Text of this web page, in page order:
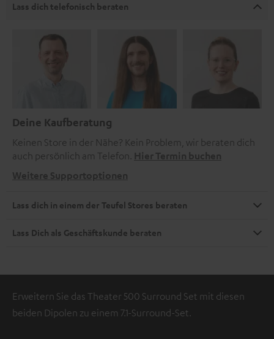
Lass dich telefonisch beraten
Deine Kaufberatung
Keinen Store in der Nähe? Kein Problem, wir beraten dich
auch persönlich am Telefon. Hier Termin buchen
Weitere Supportoptionen
Lass dich in einem der Teufel Stores beraten
Lass Dich als Geschäftskunde beraten
Erweitern Sie das Theater 500 Surround Set mit diesen
beiden Dipolen zu einem 7.1-Surround-Set.